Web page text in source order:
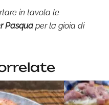
in tavola le
Pasqua per la gioia di